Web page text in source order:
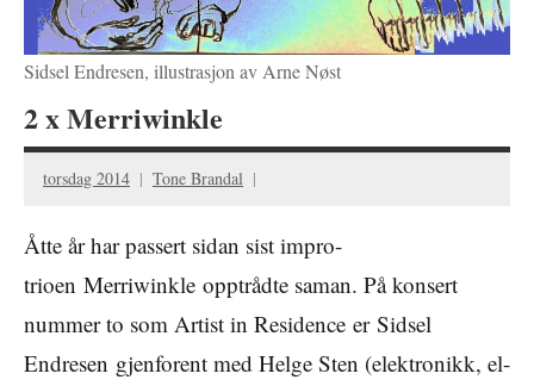
Sidsel Endresen, illustrasjon av Arne Nøst
2 x Merriwinkle
torsdag 2014 Tone Brandal
Åtte år har passert sidan sist impro-
trioen Merriwinkle opptrådte saman. På konsert
nummer to som Artist in Residence er Sidsel
Endresen gjenforent med Helge Sten (elektronikk, el-